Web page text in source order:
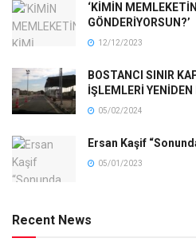
‘KİMİN
GÖNDERİYORSUN?’
12/12/2023
BOSTANCI SINIR
İŞLEMLERİ YENİDEN
05/02/2024
Ersan Kaşif
05/01/2023
Recent News